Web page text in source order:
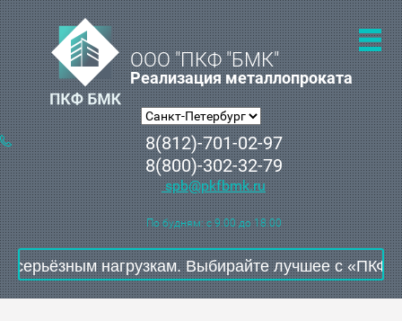
ООО "ПКФ "БМК"
Реализация металлопроката
8(812)-701-02-97
8(800)-302-32-79
spb@pkfbmk.ru
По будням: с 9.00 до 18.00
нагрузкам. Выбирайте лучшее с «ПКФ